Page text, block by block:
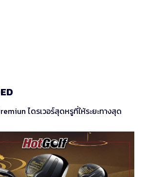
ไดรเวอร์สุดหรูที่ให้ระยะทางสุด